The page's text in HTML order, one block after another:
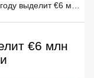
€6 млн